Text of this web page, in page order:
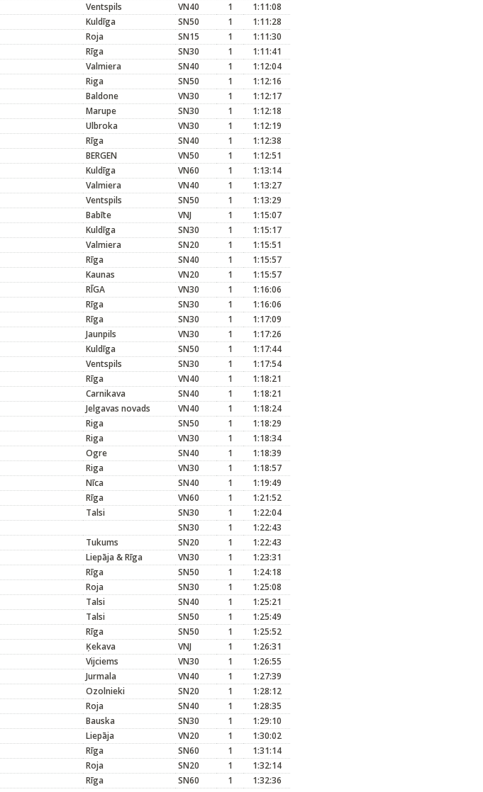
Ventspils VN40 1
1:11:08
Kuldīga SN50 1
1:11:28
Roja SN15 1
1:11:30
Rīga SN30 1
1:11:41
Valmiera SN40 1
1:12:04
Riga SN50 1
1:12:16
Baldone VN30 1
1:12:17
Marupe SN30 1
1:12:18
Ulbroka VN30 1
1:12:19
Rīga SN40 1
1:12:38
BERGEN VN50 1
1:12:51
Kuldīga VN60 1
1:13:14
Valmiera VN40 1
1:13:27
Ventspils SN50 1
1:13:29
Babīte VNJ 1
1:15:07
Kuldīga SN30 1
1:15:17
Valmiera SN20 1
1:15:51
Rīga SN40 1
1:15:57
Kaunas VN20 1
1:15:57
RĪGA VN30 1
1:16:06
Rīga SN30 1
1:16:06
Rīga SN30 1
1:17:09
Jaunpils VN30 1
1:17:26
Kuldīga SN50 1
1:17:44
Ventspils SN30 1
1:17:54
Rīga VN40 1
1:18:21
Carnikava SN40 1
1:18:21
Jelgavas novads VN40 1
1:18:24
Riga SN50 1
1:18:29
Riga VN30 1
1:18:34
Ogre SN40 1
1:18:39
Riga VN30 1
1:18:57
Nīca SN40 1
1:19:49
Rīga VN60 1
1:21:52
Talsi SN30 1
1:22:04
SN30 1
1:22:43
Tukums SN20 1
1:22:43
Liepāja & Rīga VN30 1
1:23:31
Rīga SN50 1
1:24:18
Roja SN30 1
1:25:08
Talsi SN40 1
1:25:21
Talsi SN50 1
1:25:49
Rīga SN50 1
1:25:52
Ķekava VNJ 1
1:26:31
Vijciems VN30 1
1:26:55
Jurmala VN40 1
1:27:39
Ozolnieki SN20 1
1:28:12
Roja SN40 1
1:28:35
Bauska SN30 1
1:29:10
Liepāja VN20 1
1:30:02
Rīga SN60 1
1:31:14
Roja SN20 1
1:32:14
Rīga SN60 1
1:32:36